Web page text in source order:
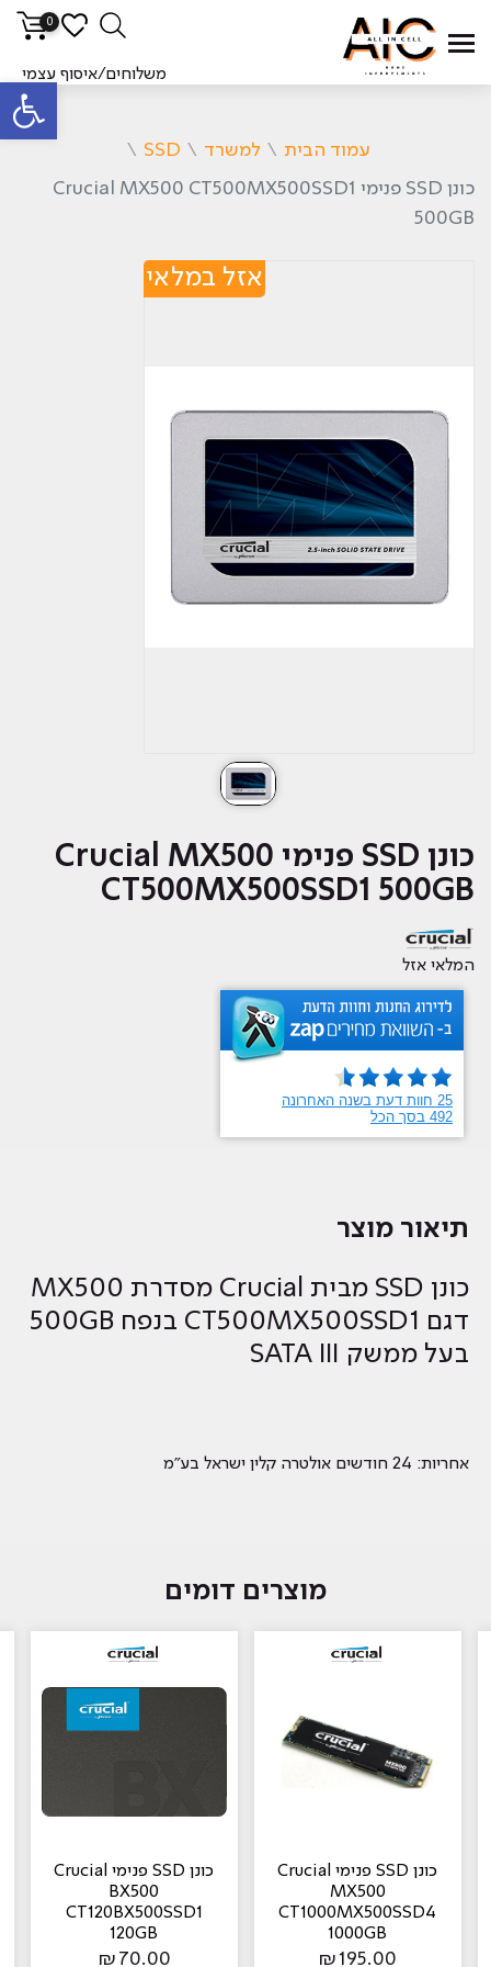
פתח
0
משלוחים/איסוף עצמי
עמוד הבית \ למשרד \
SSD
\
כונן SSD פנימי Crucial MX500 CT500MX500SSD1
500GB
כונן SSD פנימי Crucial MX500
CT500MX500SSD1 500GB
המלאי אזל
אזל במלאי
תיאור מוצר
כונן SSD מבית Crucial מסדרת MX500
דגם CT500MX500SSD1 בנפח 500GB
בעל ממשק SATA III
אחריות: 24 חודשים אולטרה קלין ישראל בע"מ
מוצרים דומים
כונן SSD פנימי Crucial
MX500
CT1000MX500SSD4
1000GB
₪195.00
כונן SSD פנימי Crucial
BX500
CT120BX500SSD1
120GB
₪ 70.00